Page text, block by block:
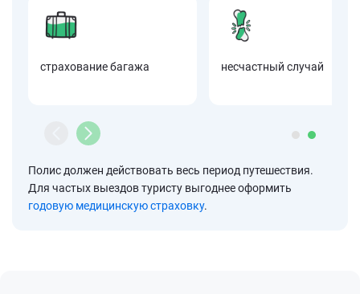
страхование багажа несчастный случай
Полис должен действовать весь период путешествия.
Для частых выездов туристу выгоднее оформить
годовую медицинскую страховку.